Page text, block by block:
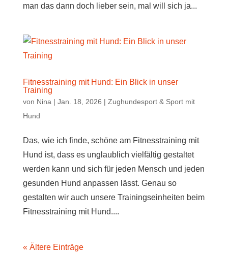
man das dann doch lieber sein, mal will sich ja...
Fitnesstraining mit Hund: Ein Blick in unser
Training
von Nina | Jan. 18, 2026 | Zughundesport & Sport mit
Hund
Das, wie ich finde, schöne am Fitnesstraining mit
Hund ist, dass es unglaublich vielfältig gestaltet
werden kann und sich für jeden Mensch und jeden
gesunden Hund anpassen lässt. Genau so
gestalten wir auch unsere Trainingseinheiten beim
Fitnesstraining mit Hund....
« Ältere Einträge